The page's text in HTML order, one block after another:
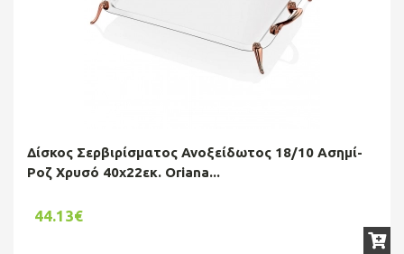
Δίσκος Σερβιρίσματος Ανοξείδωτος 18/10 Ασημί-
Ροζ Χρυσό 40x22εκ. Oriana...
44.13€